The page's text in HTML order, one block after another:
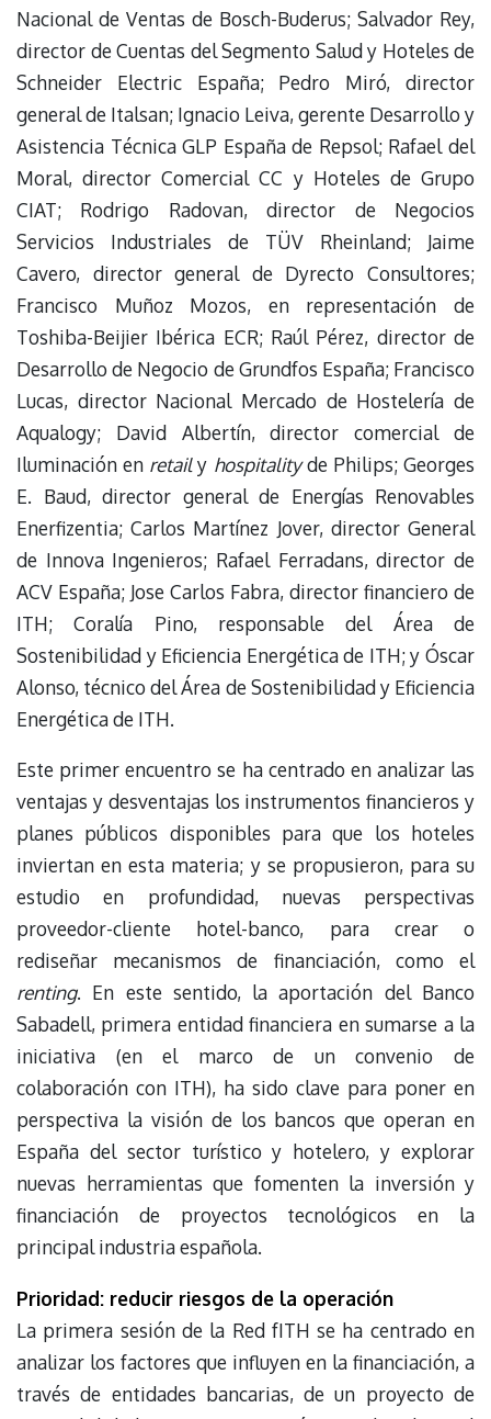
Nacional de Ventas de Bosch-Buderus; Salvador Rey,
director de Cuentas del Segmento Salud y Hoteles de
Schneider Electric España; Pedro Miró, director
general de Italsan; Ignacio Leiva, gerente Desarrollo y
Asistencia Técnica GLP España de Repsol; Rafael del
Moral, director Comercial CC y Hoteles de Grupo
CIAT; Rodrigo Radovan, director de Negocios
Servicios Industriales de TÜV Rheinland; Jaime
Cavero, director general de Dyrecto Consultores;
Francisco Muñoz Mozos, en representación de
Toshiba-Beijier Ibérica ECR; Raúl Pérez, director de
Desarrollo de Negocio de Grundfos España; Francisco
Lucas, director Nacional Mercado de Hostelería de
Aqualogy; David Albertín, director comercial de
Iluminación en retaily hospitalityde Philips; Georges
E. Baud, director general de Energías Renovables
Enerfizentia; Carlos Martínez Jover, director General
de Innova Ingenieros; Rafael Ferradans, director de
ACV España; Jose Carlos Fabra, director financiero de
ITH; Coralía Pino, responsable del Área de
Sostenibilidad y Eficiencia Energética de ITH; y Óscar
Alonso, técnico del Área de Sostenibilidad y Eficiencia
Energética de ITH.
Este primer encuentro se ha centrado en analizar las
ventajas y desventajas los instrumentos financieros y
planes públicos disponibles para que los hoteles
inviertan en esta materia; y se propusieron, para su
estudio en profundidad, nuevas perspectivas
proveedor-cliente hotel-banco, para crear o
rediseñar mecanismos de financiación, como el
renting. En este sentido, la aportación del Banco
Sabadell, primera entidad financiera en sumarse a la
iniciativa (en el marco de un convenio de
colaboración con ITH), ha sido clave para poner en
perspectiva la visión de los bancos que operan en
España del sector turístico y hotelero, y explorar
nuevas herramientas que fomenten la inversión y
financiación de proyectos tecnológicos en la
principal industria española.
Prioridad: reducir riesgos de la operación
La primera sesión de la Red fITH se ha centrado en
analizar los factores que influyen en la financiación, a
través de entidades bancarias, de un proyecto de